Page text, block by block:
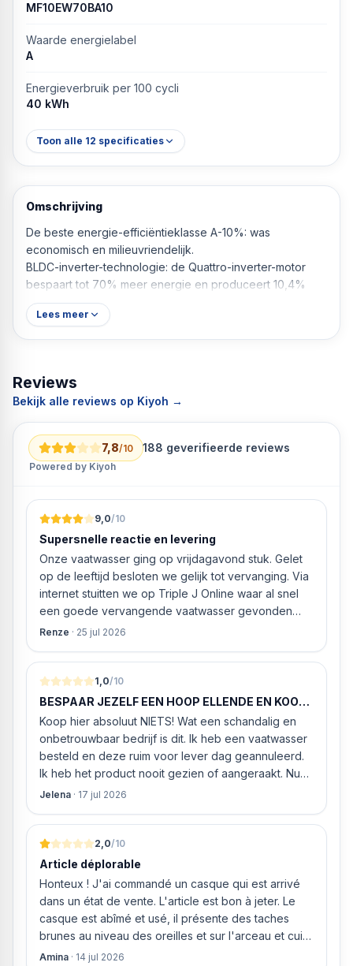
MF10EW70BA10
Waarde energielabel
A
Energieverbruik per 100 cycli
40 kWh
Toon alle 12 specificaties
Omschrijving
De beste energie-efficiëntieklasse A-10%: was
economisch en milieuvriendelijk.
BLDC-inverter-technologie: de Quattro-inverter-motor
bespaart tot 70% meer energie en produceert 10,4%
minder volume in vergelijking met andere motoren -
perfect voor open woonconcepten.
Steam Care: door de stoombehandeling worden geuren
Veel temperatuuropties: kies uit vier verschillende
temperaturen om verschillende wasstukken voorzichtig
te behandelen: koud, 20℃, 40℃, 60℃.
Een flexibel en aantrekkelijk bedieningspaneel: het Lunch
Dial-combinatiedisplay zorgt voor een intuïtieve en
gebruiksvriendelijke bediening met een digitaal display.
Lees meer
Reviews
Bekijk alle reviews op Kiyoh →
7,8/10 188 geverifieerde reviews
Powered by Kiyoh
9,0/10
Supersnelle reactie en levering
Onze vaatwasser ging op vrijdagavond stuk. Gelet
op de leeftijd besloten we gelijk tot vervanging. Via
internet stuitten we op Triple J Online waar al snel
een goede vervangende vaatwasser gevonden
werd. ‘s Ochtends even gebeld met de
geïnstalleerd kan worden. Dit bleek het geval tegen
alleszins concurrente prijzen. De vriendelijke
medewerker gaf aan dat, als we gelijk via de
website gingen bestellen en betalen, hij z’n best
ging doen om ‘s middags nog te leveren. Het
bleken geen loze woorden: om 16.00 uur werd de
Neff vaatwasser geleverd en ver
Renze · 25 jul 2026
1,0/10
BESPAAR JEZELF EEN HOOP ELLENDE EN KOOP
HIER NIETS!
Koop hier absoluut NIETS! Wat een schandalig en
onbetrouwbaar bedrijf is dit. Ik heb een vaatwasser
besteld en deze ruim voor lever dag geannuleerd.
Ik heb het product nooit gezien of aangeraakt. Nu
weigeren ze gewoon om mijn geld volledig terug te
van MIJN geld inhouden!
Jelena · 17 jul 2026
2,0/10
Article déplorable
Honteux ! J'ai commandé un casque qui est arrivé
dans un état de vente. L'article est bon à jeter. Le
casque est abîmé et usé, il présente des taches
brunes au niveau des oreilles et sur l'arceau et cuir
qui est craquelé ! Les coussins sont eux « dégonflés
Amina · 14 jul 2026